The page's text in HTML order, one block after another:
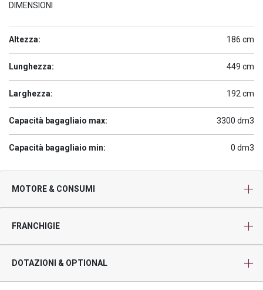
DIMENSIONI
Altezza: 186 cm
Lunghezza: 449 cm
Larghezza: 192 cm
Capacità bagagliaio max: 3300 dm3
Capacità bagagliaio min: 0 dm3
MOTORE & CONSUMI
FRANCHIGIE
DOTAZIONI & OPTIONAL